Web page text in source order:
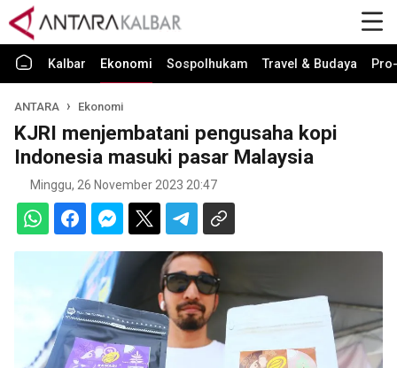
Kalbar Ekonomi Sospolhukam Travel & Budaya
ANTARA Ekonomi
KJRI menjembatani pengusaha kopi
Indonesia masuki pasar Malaysia
Minggu, 26 November 2023 20:47